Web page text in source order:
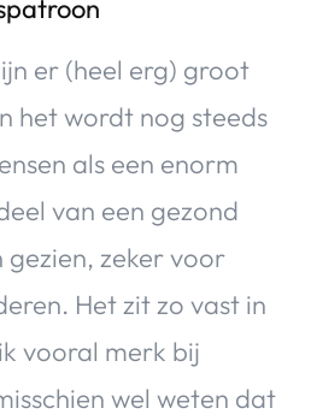
er (heel erg) groot
het wordt nog steeds
als een enorm
van een gezond
zeker voor
Het zit zo vast in
vooral merk bij
wel weten dat